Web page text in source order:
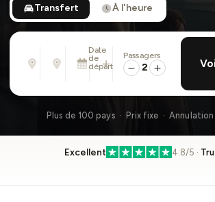
Transfert À l'heure
Adresse, aéroport, hôtel, ...
Adresse, aéroport, hôtel, ...
Date
de
départ
Lun. 10 Août · 01:45 PM
ajouter retour
Passagers
2
Plus de 100 pays · Prix fixe · Annulation
Excellent 4.8/5 ·